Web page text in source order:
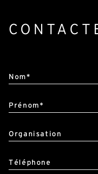
Nom*
Prénom*
Organisation
Téléphone